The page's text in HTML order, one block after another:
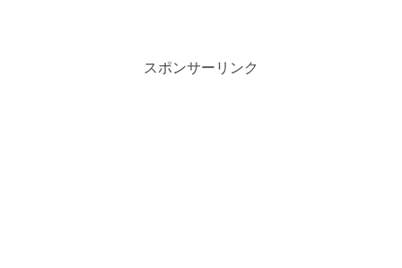
スポンサーリンク